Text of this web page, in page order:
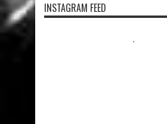
INSTAGRAM FEED